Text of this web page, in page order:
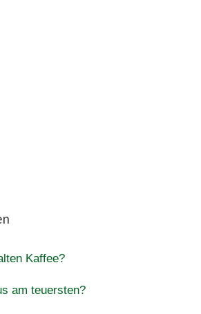
Kaffee?
am teuersten?